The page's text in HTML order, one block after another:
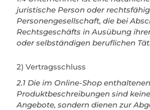
juristische Person oder
Personengesellschaft, die bei
Rechtsgeschäfts in Ausübung
oder selbständigen beruflichen
2) Vertragsschluss
2.1 Die im Online-Shop enthaltenen
Produktbeschreibungen sind
Angebote, sondern dienen zur